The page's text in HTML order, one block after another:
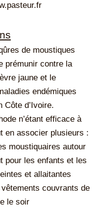
de moustiques
prémunir contre la
jaune et le
endémiques
Côte d’Ivoire.
n’étant efficace à
en associer plusieurs :
moustiquaires autour
pour les enfants et les
et allaitantes
couvrants de
le soir